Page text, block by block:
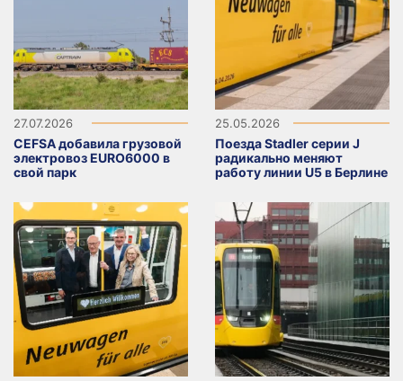
27.07.2026
CEFSA добавила грузовой
электровоз EURO6000 в
свой парк
25.05.2026
Поезда Stadler серии J
радикально меняют
работу линии U5 в Берлине